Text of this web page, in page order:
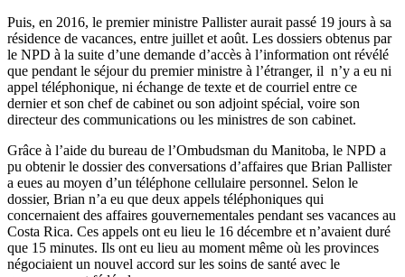
Puis, en 2016, le premier ministre Pallister aurait passé 19 jours à sa
résidence de vacances, entre juillet et août. Les dossiers obtenus par
le NPD à la suite d’une demande d’accès à l’information ont révélé
que pendant le séjour du premier ministre à l’étranger, il n’y a eu ni
appel téléphonique, ni échange de texte et de courriel entre ce
dernier et son chef de cabinet ou son adjoint spécial, voire son
directeur des communications ou les ministres de son cabinet.
Grâce à l’aide du bureau de l’Ombudsman du Manitoba, le NPD a
pu obtenir le dossier des conversations d’affaires que Brian Pallister
a eues au moyen d’un téléphone cellulaire personnel. Selon le
dossier, Brian n’a eu que deux appels téléphoniques qui
concernaient des affaires gouvernementales pendant ses vacances au
Costa Rica. Ces appels ont eu lieu le 16 décembre et n’avaient duré
que 15 minutes. Ils ont eu lieu au moment même où les provinces
négociaient un nouvel accord sur les soins de santé avec le